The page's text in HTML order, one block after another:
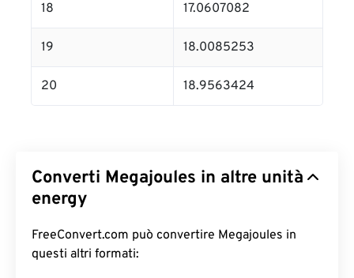
18 17.0607082
19 18.0085253
20 18.9563424
Converti Megajoules in altre unità
energy
FreeConvert.com può convertire Megajoules in
questi altri formati: